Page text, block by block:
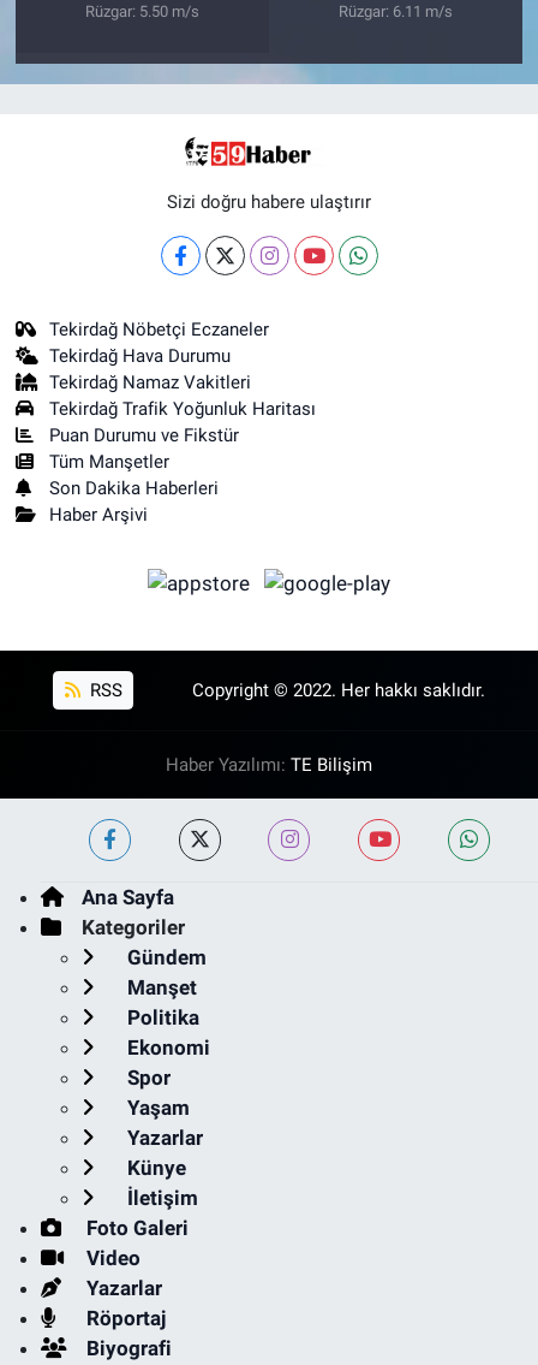
Rüzgar: 5.50 m/s
Rüzgar: 6.11 m/s
Sizi doğru habere ulaştırır
Tekirdağ Nöbetçi Eczaneler
Tekirdağ Hava Durumu
Tekirdağ Namaz Vakitleri
Tekirdağ Trafik Yoğunluk Haritası
Puan Durumu ve Fikstür
Tüm Manşetler
Son Dakika Haberleri
Haber Arşivi
RSS Copyright © 2022. Her hakkı saklıdır.
Haber Yazılımı: TE Bilişim
Ana Sayfa
Kategoriler
Gündem
Manşet
Politika
Ekonomi
Spor
Yaşam
Yazarlar
Künye
İletişim
Foto Galeri
Video
Yazarlar
Röportaj
Biyografi